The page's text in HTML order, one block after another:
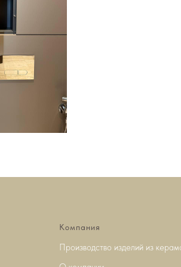
Компания
Производство изделий из